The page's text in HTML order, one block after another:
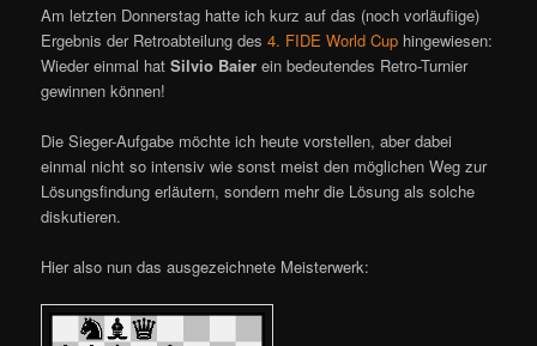
Am letzten Donnerstag hatte ich kurz auf das (noch vorläufiige)
Ergebnis der Retroabteilung des4. FIDE World Cup hingewiesen:
Wieder einmal hatSilvio Baier ein bedeutendes Retro-Turnier
gewinnen können!
Die Sieger-Aufgabe möchte ich heute vorstellen, aber dabei
einmal nicht so intensiv wie sonst meist den möglichen Weg zur
Lösungsfindung erläutern, sondern mehr die Lösung als solche
diskutieren.
Hier also nun das ausgezeichnete Meisterwerk: